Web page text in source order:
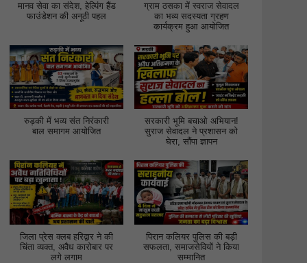
मानव सेवा का संदेश, हेल्पिंग हैंड
फाउंडेशन की अनूठी पहल
ग्राम ठसका में स्वराज सेवादल
का भव्य सदस्यता ग्रहण
कार्यक्रम हुआ आयोजित
रुड़की में भव्य संत निरंकारी
बाल समागम आयोजित
सरकारी भूमि बचाओ अभियान!
सुराज सेवादल ने प्रशासन को
घेरा, सौंपा ज्ञापन
जिला प्रेस क्लब हरिद्वार ने की
चिंता व्यक्त, अवैध कारोबार पर
लगे लगाम
पिरान कलियर पुलिस की बड़ी
सफलता, समाजसेवियों ने किया
सम्मानित